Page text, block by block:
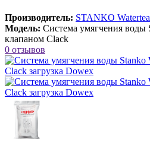
Производитель: STANKO
Модель: Система умягчения воды
клапаном Clack
0 отзывов